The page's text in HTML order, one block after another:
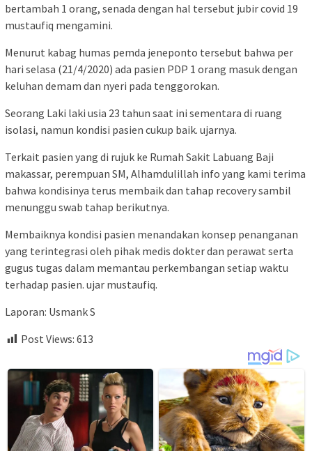
bertambah 1 orang, senada dengan hal tersebut jubir covid 19
mustaufiq mengamini.
Menurut kabag humas pemda jeneponto tersebut bahwa per
hari selasa (21/4/2020) ada pasien PDP 1 orang masuk dengan
keluhan demam dan nyeri pada tenggorokan.
Seorang Laki laki usia 23 tahun saat ini sementara di ruang
isolasi, namun kondisi pasien cukup baik. ujarnya.
Terkait pasien yang di rujuk ke Rumah Sakit Labuang Baji
makassar, perempuan SM, Alhamdulillah info yang kami terima
bahwa kondisinya terus membaik dan tahap recovery sambil
menunggu swab tahap berikutnya.
Membaiknya kondisi pasien menandakan konsep penanganan
yang terintegrasi oleh pihak medis dokter dan perawat serta
gugus tugas dalam memantau perkembangan setiap waktu
terhadap pasien. ujar mustaufiq.
Laporan: Usmank S
Post Views: 613